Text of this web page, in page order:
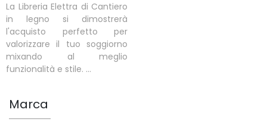
La Libreria Elettra di Cantiero
in legno si dimostrerà
l'acquisto perfetto per
valorizzare il tuo soggiorno
mixando al meglio
funzionalità e stile. ...
Marca